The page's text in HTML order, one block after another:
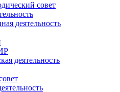
совет
деятельность
деятельность